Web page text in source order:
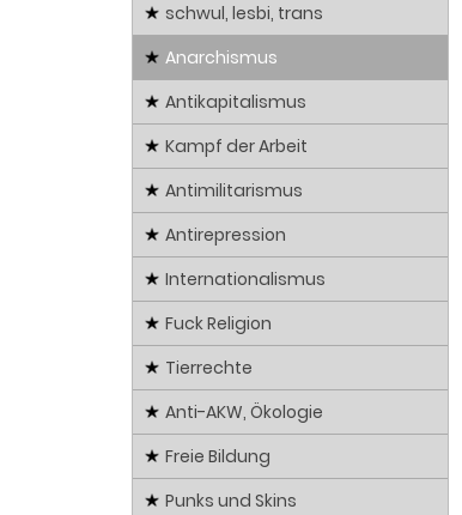
schwul, lesbi, trans
Anarchismus
Antikapitalismus
Kampf der Arbeit
Antimilitarismus
Antirepression
Internationalismus
Fuck Religion
Tierrechte
Anti-AKW, Ökologie
Freie Bildung
Punks und Skins